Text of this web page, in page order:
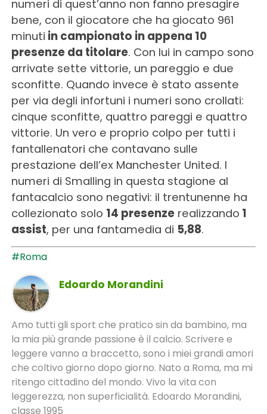
numeri di quest’anno non fanno presagire
bene, con il giocatore che ha giocato 961
minuti in campionato in appena 10
presenze da titolare. ​Con lui in campo sono
arrivate sette vittorie, un pareggio e due
sconfitte. Quando invece è stato assente
per via degli infortuni i numeri sono crollati:
cinque sconfitte, quattro pareggi e quattro
vittorie. Un vero e proprio colpo per tutti i
fantallenatori che contavano sulle
prestazione dell’ex Manchester United. I
numeri di Smalling in questa stagione al
fantacalcio sono negativi: il trentunenne ha
collezionato solo 14 presenzerealizzando 1
assist, per una fantamedia di 5,88.
#Roma
Edoardo Morandini
Amo tutti gli sport che pratico sin da bambino, ma
la mia più grande passione è il calcio. Scrivere e
leggere vanno a braccetto, sono i miei grandi amori
che coltivo giorno dopo giorno. Nato a Roma, ma mi
ritengo cittadino del mondo. Vivo la vita con
leggerezza, non superficialità. Edoardo Morandini,
classe 1995